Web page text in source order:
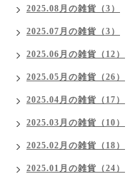
2025.08月の雑貨（3）
2025.07月の雑貨（3）
2025.06月の雑貨（12）
2025.05月の雑貨（26）
2025.04月の雑貨（17）
2025.03月の雑貨（10）
2025.02月の雑貨（18）
2025.01月の雑貨（24）